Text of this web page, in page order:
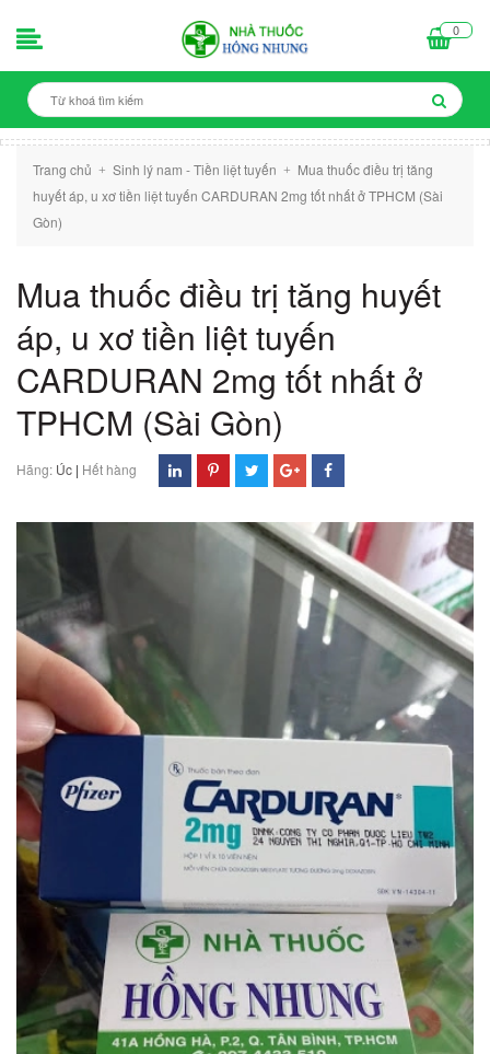
0
Trang chủ + Sinh lý nam - Tiền liệt tuyến +
Mua thuốc điều trị tăng
huyết áp, u xơ tiền liệt tuyến CARDURAN 2mg tốt nhất ở TPHCM (Sài
Gòn)
Mua thuốc điều trị tăng huyết
áp, u xơ tiền liệt tuyến
CARDURAN 2mg tốt nhất ở
TPHCM (Sài Gòn)
Hãng: Úc | Hết hàng